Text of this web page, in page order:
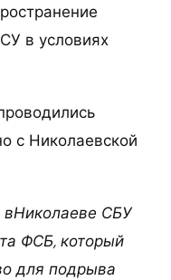
в условиях
с Николаевской
вНиколаеве СБУ
ФСБ, который
для подрыва